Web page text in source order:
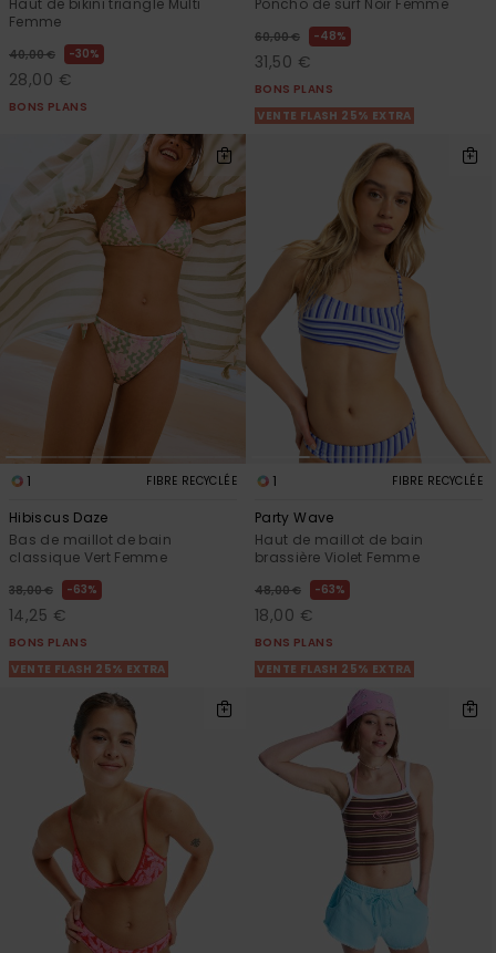
Femme
40,00 € 30%
28,00 €
BONS PLANS
60,00 € 48%
31,50 €
BONS PLANS
VENTE FLASH 25% EXTRA
1 FIBRE RECYCLÉE
Hibiscus Daze
Bas de maillot de bain
classique Vert Femme
38,00 € 63%
14,25 €
BONS PLANS
VENTE FLASH 25% EXTRA
1 FIBRE RECYCLÉE
Party Wave
Haut de maillot de bain
brassière Violet Femme
48,00 € 63%
18,00 €
BONS PLANS
VENTE FLASH 25% EXTRA